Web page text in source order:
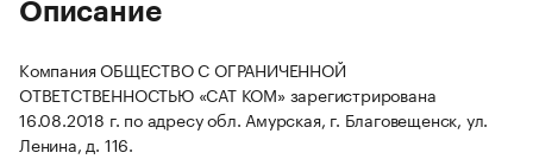
Описание
Компания ОБЩЕСТВО С ОГРАНИЧЕННОЙ
ОТВЕТСТВЕННОСТЬЮ «САТ КОМ» зарегистрирована
16.08.2018 г. по адресу обл. Амурская, г. Благовещенск, ул.
Ленина, д. 116.